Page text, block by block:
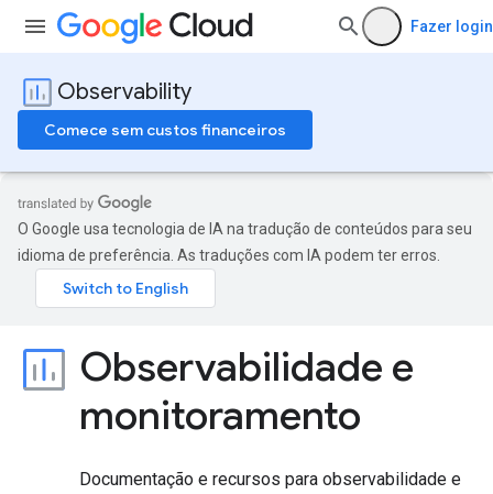
Fazer login
Observability
Comece sem custos financeiros
O Google usa tecnologia de IA na tradução de conteúdos para seu
idioma de preferência. As traduções com IA podem ter erros.
Observabilidade e
monitoramento
Documentação e recursos para observabilidade e